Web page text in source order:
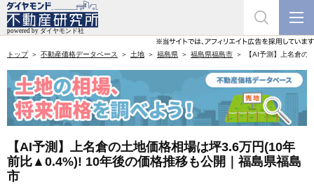
トップ 不動産価格データベース 土地 福島県 福島県福島市 【AI予測】上名倉
【AI予測】上名倉の土地価格相場は坪3.6万円(10年
前比▲0.4%)! 10年後の価格推移も公開｜福島県福島
市